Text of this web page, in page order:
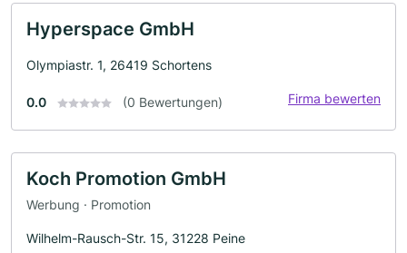
Hyperspace GmbH
Olympiastr. 1, 26419 Schortens
0.0 (0 Bewertungen) Firma bewerten
Koch Promotion GmbH
Werbung · Promotion
Wilhelm-Rausch-Str. 15, 31228 Peine